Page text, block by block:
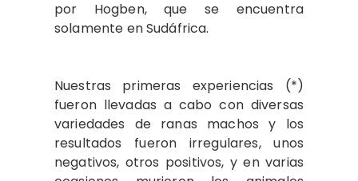
por Hogben, que se encuentra
solamente en Sudáfrica.
Nuestras primeras experiencias (*)
fueron llevadas a cabo con diversas
variedades de ranas machos y los
resultados fueron irregulares, unos
negativos, otros positivos, y en varias